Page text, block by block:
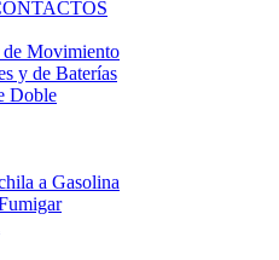
de Movimiento
y de Baterías
Doble
a Gasolina